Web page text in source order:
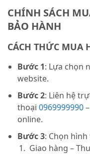
CHÍNH SÁCH
BẢO HÀNH
CÁCH THỨC MUA
Bước 1: Lựa chọn
website.
Bước 2: Liên hệ
thoại 0969999990–
online.
Bước 3: Chọn
Giao hàng –